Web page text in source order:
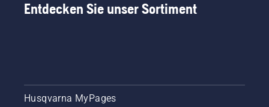
Entdecken Sie unser Sortiment
Husqvarna MyPages